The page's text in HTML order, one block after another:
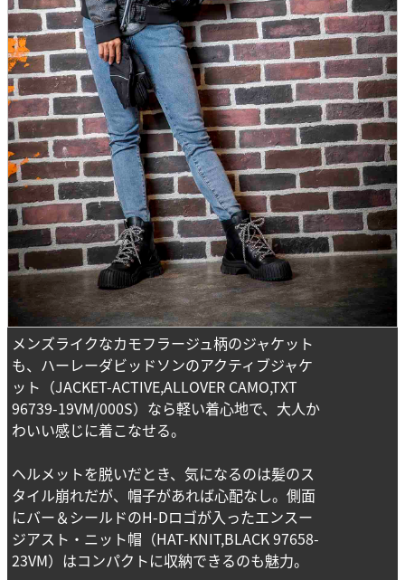
メンズライクなカモフラージュ柄のジャケット
も、ハーレーダビッドソンのアクティブジャケ
ット（JACKET-ACTIVE,ALLOVER CAMO,TXT
96739-19VM/000S）なら軽い着心地で、大人か
わいい感じに着こなせる。
ヘルメットを脱いだとき、気になるのは髪のス
タイル崩れだが、帽子があれば心配なし。側面
にバー＆シールドのH-Dロゴが入ったエンスー
ジアスト・ニット帽（HAT-KNIT,BLACK 97658-
23VM）はコンパクトに収納できるのも魅力。